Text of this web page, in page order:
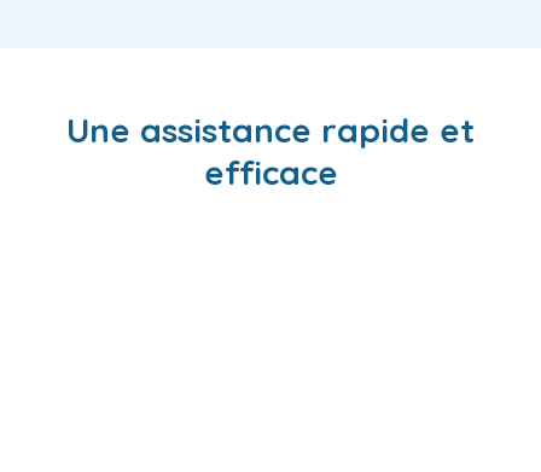
Une assistance rapide et
efficace